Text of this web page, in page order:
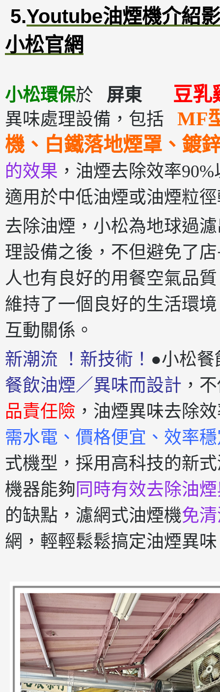
5.Youtube油煙機介紹
小松官網
小松環保於 屏東 豆
異味處理設備，包括 MF
機、白鐵落地煙罩、鍍
的效果 ，油煙去除效率
適用於中低油煙或油煙粒
去除油煙，小松為地球過
理設備之後，不但避免了
人也有良好的用餐空氣品
維持了一個良好的生活環
互動關係。
新潮流 ！新技術！ ●小松餐
餐飲油煙／異味而設計 ，
品責任險 ，油煙異味去除
需水電、價格便宜、效率
式機型，採用高科技的新
機器能夠同時有效去除油
的缺點，濾網式油煙機免
網，輕輕鬆鬆搞定油煙異